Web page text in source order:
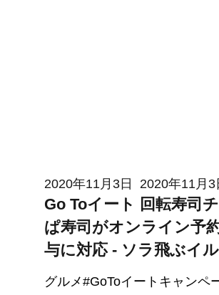
2020年11月3日 2020年11月3
Go Toイート 回転寿司
ぱ寿司がオンライン予
与に対応 - ソラ飛ぶイ
グルメ#GoToイートキャンペ